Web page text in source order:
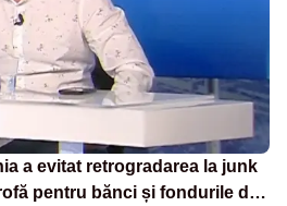
a evitat retrogradarea la junk
pentru bănci și fondurile de